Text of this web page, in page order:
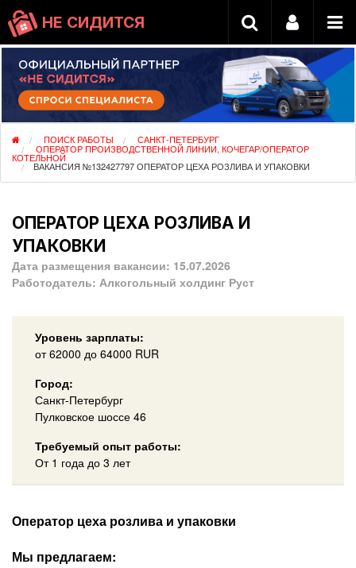
НЕ СИДИТСЯ
ПОИСК РАБОТЫ САНКТ-ПЕТЕРБУРГ
ОПЕРАТОР ПРОИЗВОДСТВЕННОЙ ЛИНИИ, КОЧЕГАР/ОПЕРАТОР
КОТЕЛЬНОЙ
ВАКАНСИЯ №132427797 ОПЕРАТОР ЦЕХА РОЗЛИВА И УПАКОВКИ
ОПЕРАТОР ЦЕХА РОЗЛИВА И
УПАКОВКИ
Дата размещения вакансии: 15.07.2026
Работодатель: Алкогольный холдинг Руст
Уровень зарплаты:
от62000 до 64000 RUR
Город:
Санкт-Петербург
Пулковское шоссе 46
Требуемый опыт работы:
От 1 года до 3 лет
Оператор цеха розлива и упаковки
Мы предлагаем: